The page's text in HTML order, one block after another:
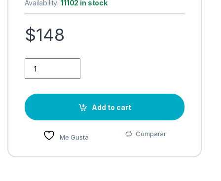
Availability:11102 in stock
$148
Add to cart
Me Gusta Comparar